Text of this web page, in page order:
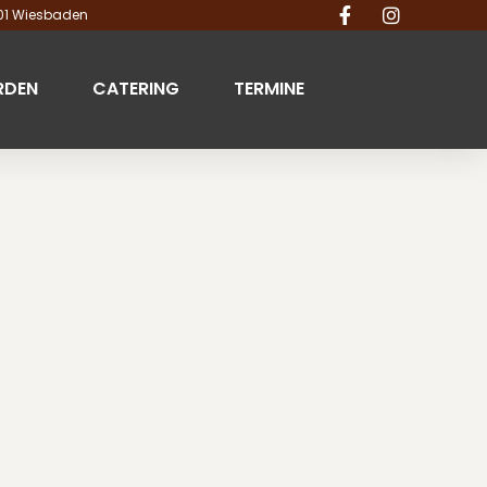
Wiesbaden
CATERING TERMINE